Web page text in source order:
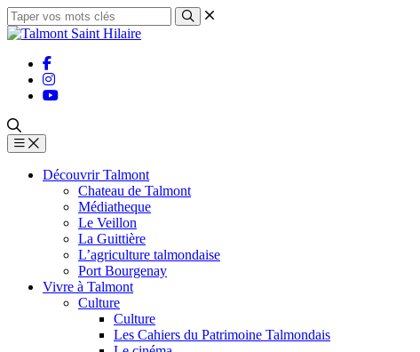
Découvrir Talmont
Chateau de Talmont
Médiatheque
Le Veillon
La Guittière
L’agriculture talmondaise
Port Bourgenay
Vivre à Talmont
Culture
Culture
Les Cahiers du Patrimoine Talmondais